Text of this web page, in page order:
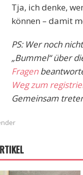
Tja, ich denke,
können – damit
PS: Wer noch
„Bummel“ über
Fragen
Weg zum
Gemeinsam